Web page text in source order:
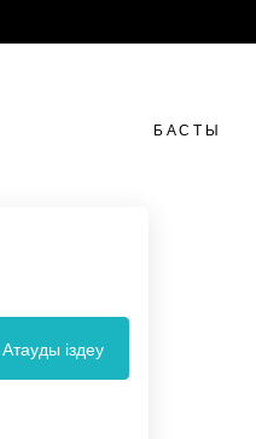
БАСТЫ
Атауды іздеу